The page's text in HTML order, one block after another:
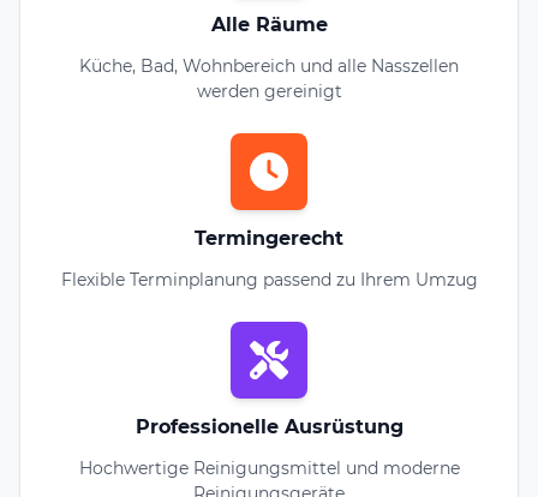
Alle Räume
Küche, Bad, Wohnbereich und alle Nasszellen
werden gereinigt
Termingerecht
Flexible Terminplanung passend zu Ihrem Umzug
Professionelle Ausrüstung
Hochwertige Reinigungsmittel und moderne